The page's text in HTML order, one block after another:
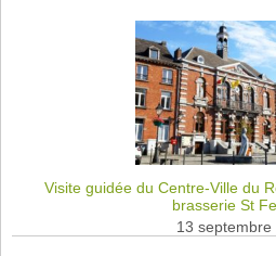
Visite guidée du Centre-Ville du
brasserie St
13 septembre